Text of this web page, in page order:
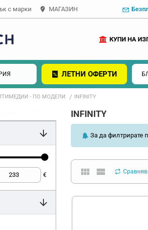
с марки МАГАЗИН
КУПИ НА
ЛЕТНИ ОФЕРТИ
- ПО МОДЕЛИ INFINITY
€
INFINITY
За да филтрирате